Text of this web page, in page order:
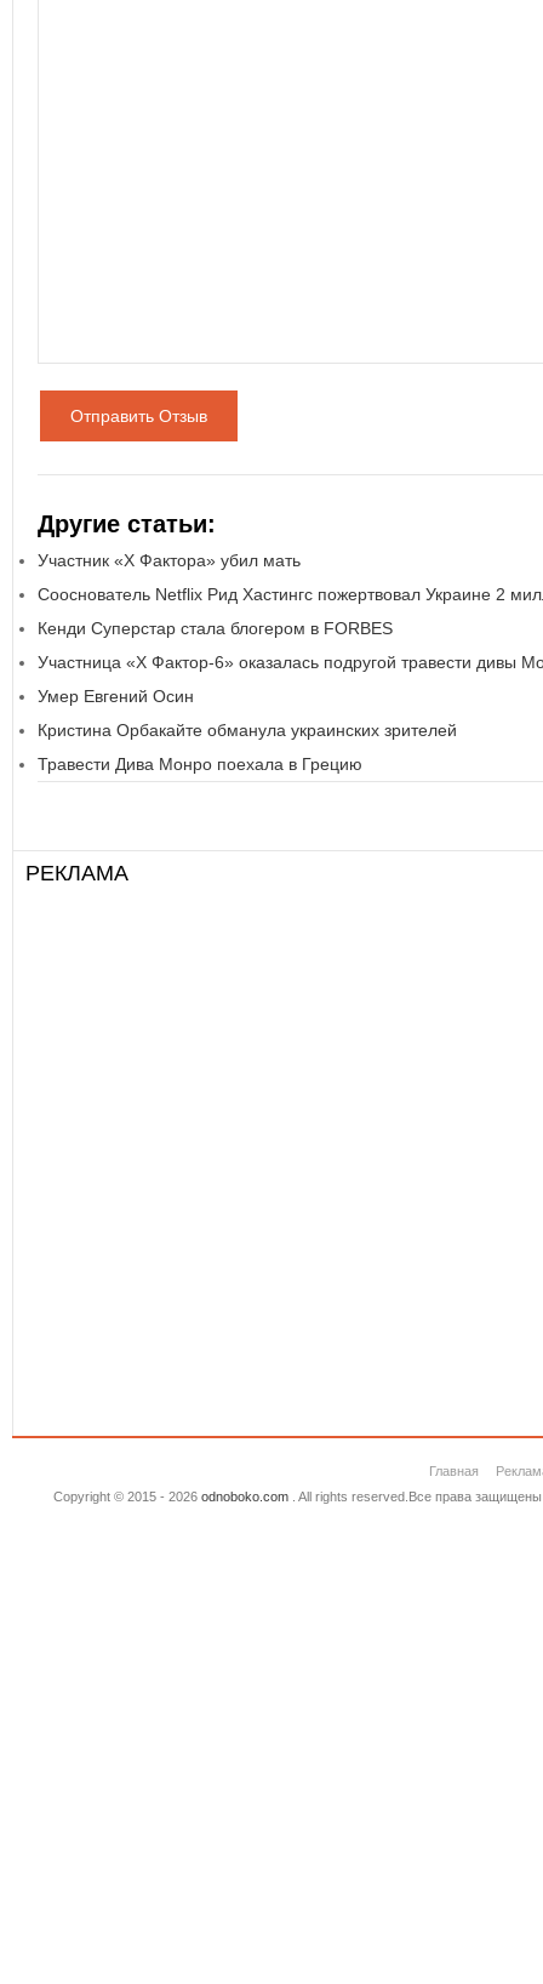
Отправить Отзыв
Другие статьи:
Участник «Х Фактора» убил мать
Сооснователь Netflix Рид Хастингс пожертвовал Украине 2
Кенди Суперстар стала блогером в FORBES
Участница «Х Фактор-6» оказалась подругой травести дивы
Умер Евгений Осин
Кристина Орбакайте обманула украинских зрителей
Травести Дива Монро поехала в Грецию
РЕКЛАМА
Главная
Copyright © 2015 - 2026 odnoboko.com. All rights reserved.Все права защищены.